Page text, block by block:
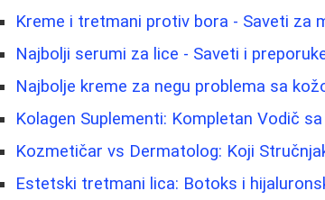
Kreme i tretmani protiv bora - Saveti za
Najbolji serumi za lice - Saveti i
Najbolje kreme za negu problema sa
Kolagen Suplementi: Kompletan Vodič
Kozmetičar vs Dermatolog: Koji
Estetski tretmani lica: Botoks i